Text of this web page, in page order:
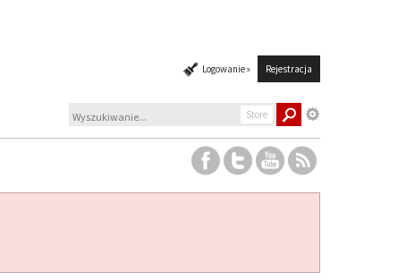
Logowanie » Rejestracja
Store